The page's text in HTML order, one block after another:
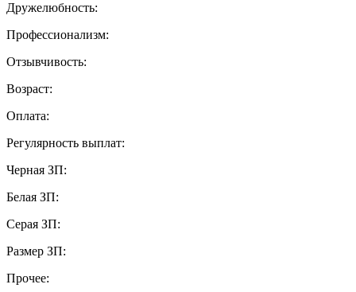
Дружелюбность:
Профессионализм:
Отзывчивость:
Возраст:
Оплата:
Регулярность выплат:
Черная ЗП:
Белая ЗП:
Серая ЗП:
Размер ЗП:
Прочее: